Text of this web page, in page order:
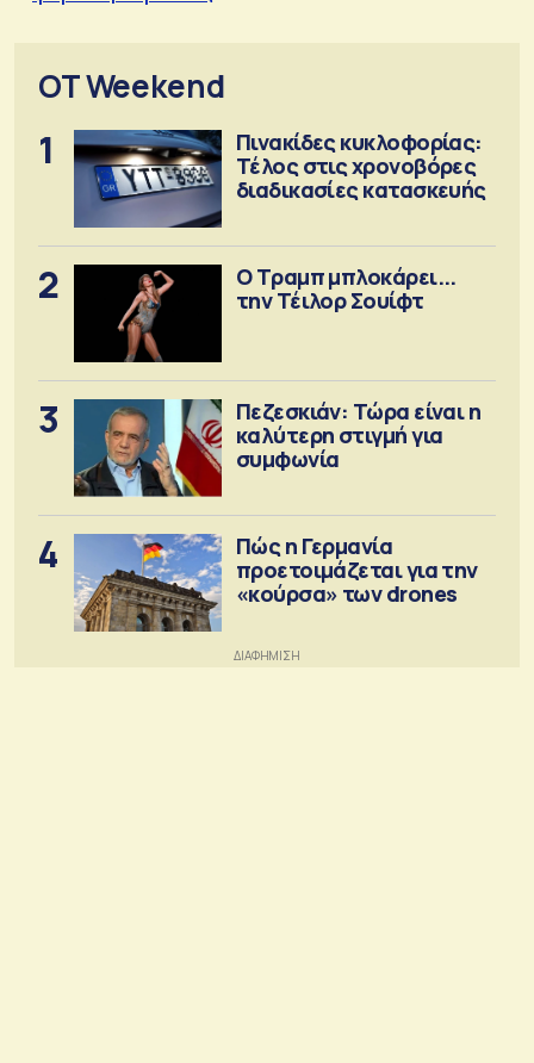
OT Weekend
1
Πινακίδες κυκλοφορίας:
Τέλος στις χρονοβόρες
διαδικασίες κατασκευής
2
Ο Τραμπ μπλοκάρει...
την Τέιλορ Σουίφτ
3
Πεζεσκιάν: Τώρα είναι η
καλύτερη στιγμή για
συμφωνία
4
Πώς η Γερμανία
προετοιμάζεται για την
«κούρσα» των drones